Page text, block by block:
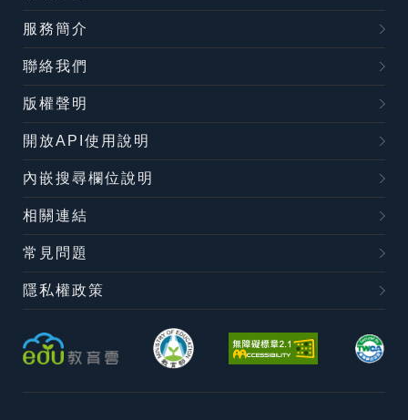
服務簡介
聯絡我們
版權聲明
開放API使用說明
內嵌搜尋欄位說明
相關連結
常見問題
隱私權政策